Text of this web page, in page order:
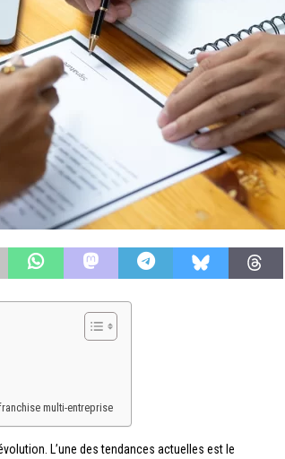
multi-entreprise
L’une des tendances actuelles est le